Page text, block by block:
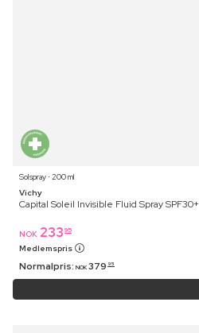
Solspray ⋅ 200 ml
Vichy
Capital Soleil Invisible Fluid Spray SPF30+
NOK 233 95
Medlemspris
Normalpris: NOK 379 95